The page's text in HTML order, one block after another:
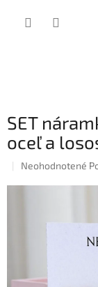
SET
oceľ a
Priemerné
Neohodnotené